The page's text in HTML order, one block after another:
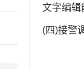
文字编辑
(四)接警